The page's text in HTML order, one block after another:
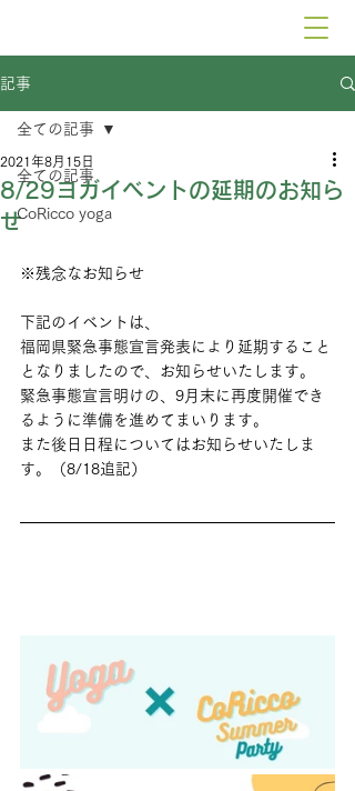
記事
全ての記事
CoRicco yoga
全ての記事
8/29ヨガイベントの延期のお知ら
せ
2021年8月15日
※残念なお知らせ
下記のイベントは、
福岡県緊急事態宣言発表により延期すること
となりましたので、お知らせいたします。
緊急事態宣言明けの、9月末に再度開催でき
るように準備を進めてまいります。
また後日日程についてはお知らせいたしま
す。（8/18追記）